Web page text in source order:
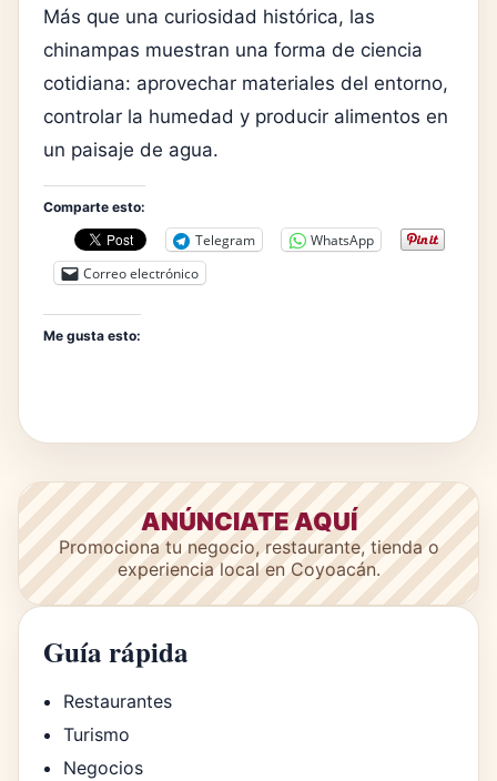
Más que una curiosidad histórica, las
chinampas muestran una forma de ciencia
cotidiana: aprovechar materiales del entorno,
controlar la humedad y producir alimentos en
un paisaje de agua.
Comparte esto:
Telegram
WhatsApp
Correo electrónico
Me gusta esto:
ANÚNCIATE AQUÍ
Promociona tu negocio, restaurante, tienda o
experiencia local en Coyoacán.
Guía rápida
Restaurantes
Turismo
Negocios